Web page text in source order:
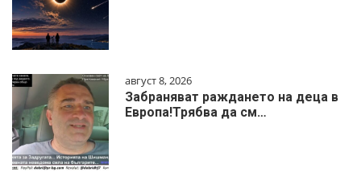
август 8, 2026
Забраняват раждането на деца в
Европа!Трябва да см…